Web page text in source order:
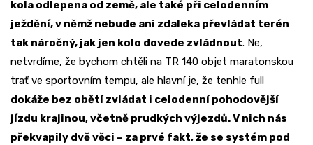
kola odlepena od země, ale také při celodenním
ježdění, v němž nebude ani zdaleka převládat terén
tak náročný, jak jen kolo dovede zvládnout. Ne,
netvrdíme, že bychom chtěli na TR 140 objet maratonskou
trať ve sportovním tempu, ale hlavní je, že tenhle full
dokáže bez obětí zvládat i celodenní pohodovější
jízdu krajinou, včetně prudkých výjezdů. V nich nás
překvapily dvě věci – za prvé fakt, že se systém pod